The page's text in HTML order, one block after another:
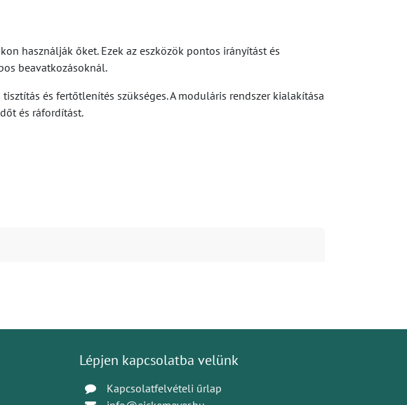
használják őket. Ezek az eszközök pontos irányítást és
beavatkozásoknál.
és fertőtlenítés szükséges. A moduláris rendszer kialakítása
és ráfordítást.
Lépjen kapcsolatba velünk
Kapcsolatfelvételi űrlap